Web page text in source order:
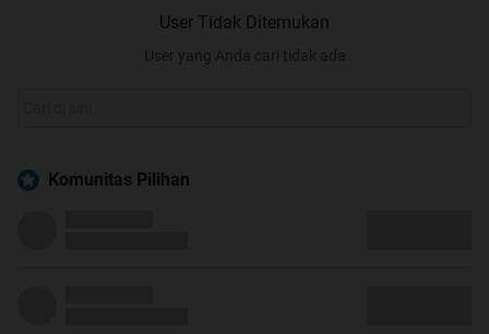
User Tidak Ditemukan
User yang Anda cari tidak ada
Komunitas Pilihan